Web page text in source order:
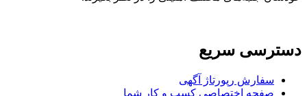
دسترسی سریع
سفارش رپورتاژ آگهی
صفحه اختصاصی کسب و کار شما